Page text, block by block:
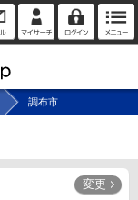
調布市
変更